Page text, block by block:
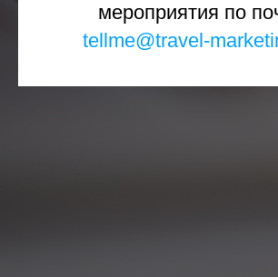
мероприятия по
tellme@travel-